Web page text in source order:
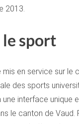
2013.
sport
en service sur le
des sports
une interface
le canton de